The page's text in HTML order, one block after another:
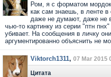
Ром, я с форматом
как сам знаешь, в ленте
даже не думают, даже не
чью-то картинку из серии "птн
убивает. На сообщения в личку
аргументированно объяснить не
Viktorch1311, 07 Mar 2015
Цитата